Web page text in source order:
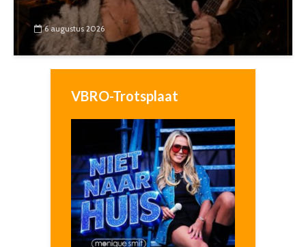
6 augustus 2026
VBRO-Trotsplaat